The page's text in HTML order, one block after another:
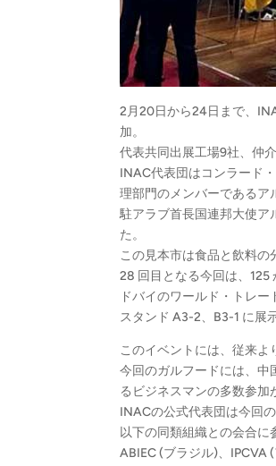
2月20日から24日まで、
加。
代表共同出展工場9社、仲
INAC代表団はコンラード
理部門のメンバーであるア
駐アラブ首長国連邦大使ア
た。
この見本市は食品と飲料の
28 回目となる今回は、125
ドバイのワールド・トレ
スタンド A3-2、B3-1 に展
このイベントには、従来よ
今回のガルフードには、中
るビジネスマンの多数参加
INACの公式代表団は今回
以下の同類組織との会合に
ABIEC (ブラジル)、IPCVA